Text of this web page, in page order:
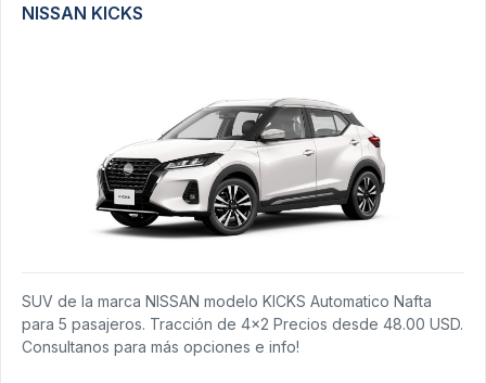
NISSAN KICKS
SUV de la marca NISSAN modelo KICKS Automatico Nafta
para 5 pasajeros. Tracción de 4x2 Precios desde 48.00 USD.
Consultanos para más opciones e info!